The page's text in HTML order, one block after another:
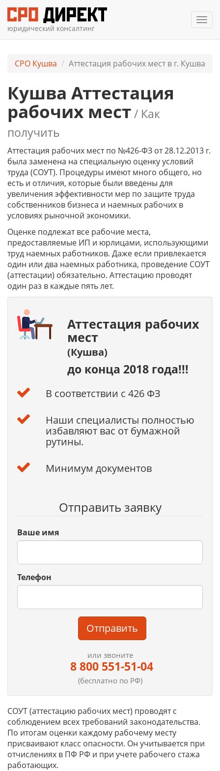
юридический консалтинг
СРО Кушва Аттестация рабочих мест в г. Кушва
Кушва Аттестация
рабочих мест/ Как
получить
Аттестация рабочих мест по №426-ФЗ от 28.12.2013 г.
была заменена на специальную оценку условий
труда (СОУТ). Процедуры имеют много общего, но
есть и отличия, которые были введены для
увеличения эффективности мер по защите труда
собственников бизнеса и наемных рабочих в
условиях рыночной экономики.
Оценке подлежат все рабочие места,
предоставляемые ИП и юрлицами, использующими
труд наемных работников. Даже если привлекается
один или два наемных работника, проведение СОУТ
(аттестации) обязательно. Аттестацию проводят
один раз в каждые пять лет.
Аттестация рабочих
мест
(Кушва)
до конца 2018 года!!!
В соответствии с 426 ФЗ
Наши специалисты полностью
избавляют вас от бумажной
рутины.
Минимум документов
Отправить заявку
Ваше имя
Телефон
Отправить
или звоните
8 800 551-51-04
(бесплатно по РФ)
СОУТ (аттестацию рабочих мест) проводят с
соблюдением всех требований законодательства.
По итогам оценки каждому рабочему месту
присваивают класс опасности. Он учитывается при
отчислениях в ПФ РФ и при учете рабочего стажа
работающих.